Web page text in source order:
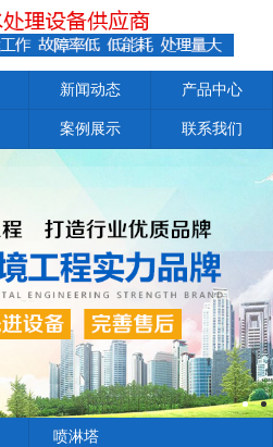
新闻动态 产品中心
案例展示 联系我们
喷淋塔